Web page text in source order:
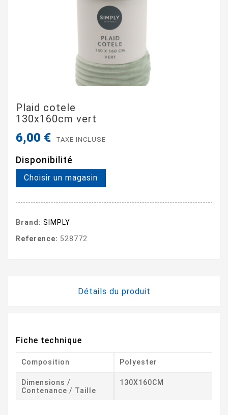
Plaid cotele
130x160cm vert
6,00 € TAXE INCLUSE
Disponibilité
Choisir un magasin
Brand: SIMPLY
Reference: 528772
Détails du produit
Fiche technique
Composition Polyester
Dimensions /
Contenance / Taille
130X160CM